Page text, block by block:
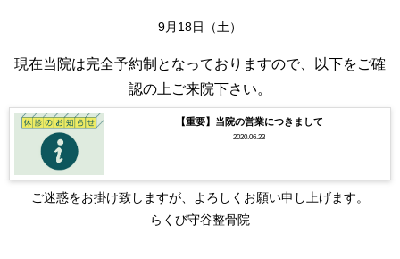
9月18日（土）
現在当院は完全予約制となっておりますので、以下をご確
認の上ご来院下さい。
【重要】当院の営業につきまして
2020.06.23
ご迷惑をお掛け致しますが、よろしくお願い申し上げます。
らくび守谷整骨院